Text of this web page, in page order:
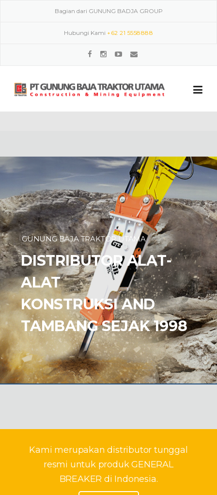
Bagian dari GUNUNG BADJA GROUP
Hubungi Kami +62 21 5558888
GUNUNG BAJA TRAKTOR UTAMA
DISTRIBUTOR ALAT-
ALAT
KONSTRUKSI AND
TAMBANG SEJAK 1998
Kami merupakan distributor tunggal
resmi untuk produk GENERAL
BREAKER di Indonesia.